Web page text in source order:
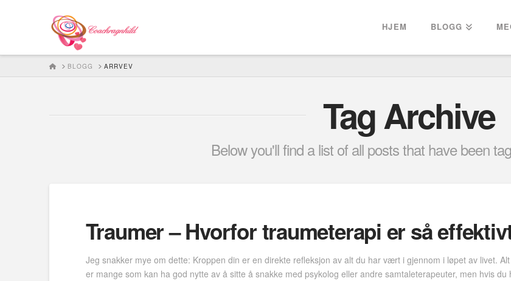
HJEM BLOGG
HOMEBLOGG ARRVEV
Tag Archive
Below you'll find a list of all posts that have been
Traumer – Hvorfor traumeterapi er så
Jeg snakker mye om dette: Kroppen din er en direkte refleksjon av alt du har vært i gjennom i løpet av livet.
er mange som kan ha god nytte av å sitte å snakke med psykolog eller andre samtaleterapeuter, men hvis